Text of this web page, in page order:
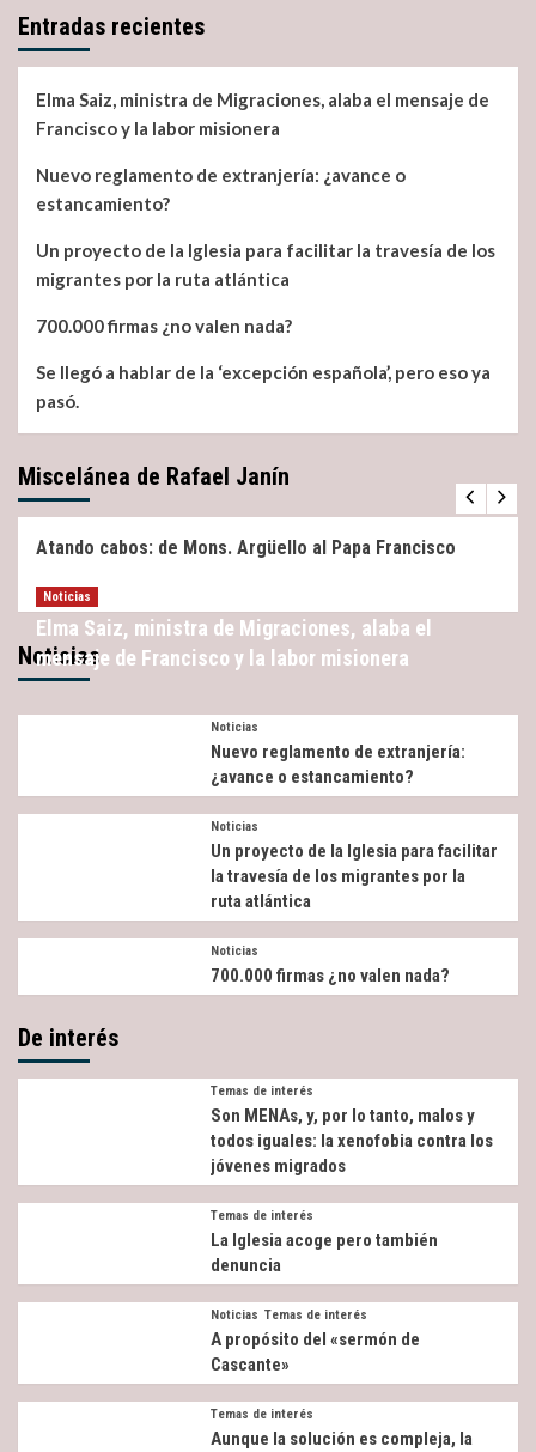
Entradas recientes
Elma Saiz, ministra de Migraciones, alaba el mensaje de
Francisco y la labor misionera
Nuevo reglamento de extranjería: ¿avance o
estancamiento?
Un proyecto de la Iglesia para facilitar la travesía de los
migrantes por la ruta atlántica
700.000 firmas ¿no valen nada?
Se llegó a hablar de la ‘excepción española’, pero eso ya
pasó.
Miscelánea de Rafael Janín
Miscelánea Noticias
Atando cabos: de Mons. Argüello al Papa Francisco
Noticias
Noticias
Elma Saiz, ministra de Migraciones, alaba el
mensaje de Francisco y la labor misionera
Noticias
Nuevo reglamento de extranjería:
¿avance o estancamiento?
Noticias
Un proyecto de la Iglesia para facilitar
la travesía de los migrantes por la
ruta atlántica
Noticias
700.000 firmas ¿no valen nada?
De interés
Temas de interés
Son MENAs, y, por lo tanto, malos y
todos iguales: la xenofobia contra los
jóvenes migrados
Temas de interés
La Iglesia acoge pero también
denuncia
Noticias Temas de interés
A propósito del «sermón de
Cascante»
Temas de interés
Aunque la solución es compleja, la